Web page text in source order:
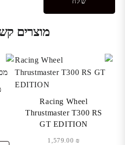
מוצרים
Racing Wheel
Thrustmaster T300 RS
GT EDITION
₪